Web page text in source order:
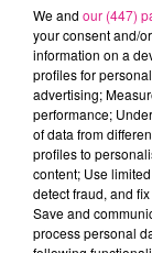
Ville*
Téléphone*
We and our (447)
your consent and/
information on a
profiles for
advertising;
performance;
of data from
profiles to
content; Use
detect fraud, and
Save and
process personal